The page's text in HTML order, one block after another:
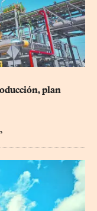
plan